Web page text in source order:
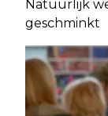
Natuurlijk
geschminkt